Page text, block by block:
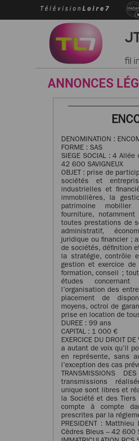
fil
ANNONCES
DENOMINATION :
FORME : SAS
SIEGE SOCIAL : 4
42 600 SAVIGNEUX
OBJET : prise de
sociétés et
industrielles et
immobilières, la
patrimoine
fourniture,
toutes prestations de
administratif,
juridique ou financier ;
de sociétés, définition
la stratégie, contrôle
gestion et exercice de
formation, conseil ;
études
l’organisation des
placement de
moyens, octroi de
prise en location de
DUREE : 99 ans
CAPITAL : 1 000 €
EXERCICE DU DROIT
a autant de voix qu’il
en représente, sans
l’exception des cas
TRANSMISSIONS
transmissions
unique sont libres et
la Société et des Tiers
compte à compte
prescrites par la
PRESIDENT : Matthieu
Cèdres Bleus – 42 600